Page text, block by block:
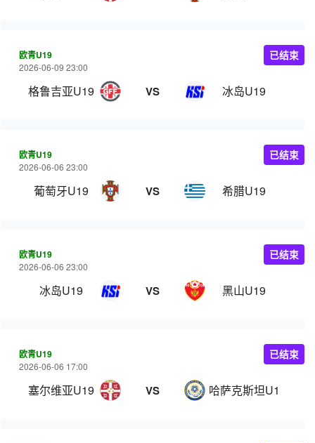
欧青U19
2026-06-09 23:00
格鲁吉亚U19 VS 冰岛U19
已结束
欧青U19
2026-06-06 23:00
葡萄牙U19 VS 希腊U19
已结束
欧青U19
2026-06-06 23:00
冰岛U19 VS 黑山U19
已结束
欧青U19
2026-06-06 17:00
塞尔维亚U19 VS 哈萨克斯坦U19
已结束